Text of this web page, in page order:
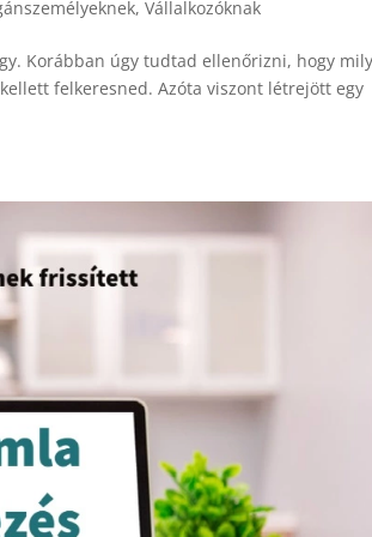
,Vállalkozóknak
Korábban úgy tudtad ellenőrizni, hogy
felkeresned. Azóta viszont létrejött egy